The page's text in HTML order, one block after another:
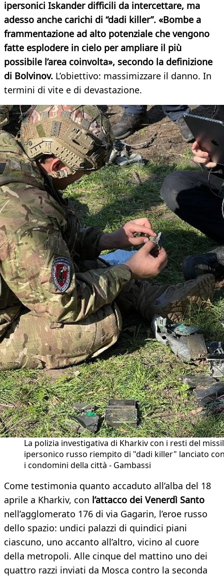
ipersonici Iskander difficili da intercettare, ma
adesso anche carichi di “dadi killer”. «Bombe a
frammentazione ad alto potenziale che vengono
fatte esplodere in cielo per ampliare il più
possibile l’area coinvolta», secondo la definizione
di Bolvinov. L’obiettivo: massimizzare il danno. In
termini di vite e di devastazione.
La polizia investigativa di Kharkiv con i resti del
ipersonico russo riempito di "dadi killer" lanciato
i condomini della città - Gambassi
Come testimonia quanto accaduto all’alba del 18
aprile a Kharkiv, con l’attacco dei Venerdì Santo
nell’agglomerato 176 di via Gagarin, l’eroe russo
dello spazio: undici palazzi di quindici piani
ciascuno, uno accanto all’altro, vicino al cuore
della metropoli. Alle cinque del mattino uno dei
quattro razzi inviati da Mosca contro la seconda